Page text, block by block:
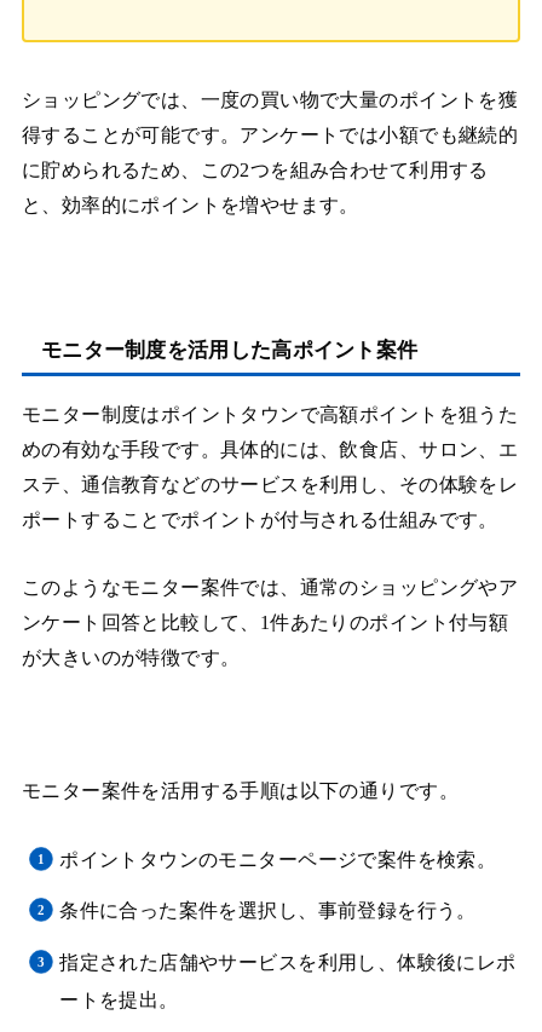
ショッピングでは、一度の買い物で大量のポイントを獲
得することが可能です。アンケートでは小額でも継続的
に貯められるため、この2つを組み合わせて利用する
と、効率的にポイントを増やせます。
モニター制度を活用した高ポイント案件
モニター制度はポイントタウンで高額ポイントを狙うた
めの有効な手段です。具体的には、飲食店、サロン、エ
ステ、通信教育などのサービスを利用し、その体験をレ
ポートすることでポイントが付与される仕組みです。
このようなモニター案件では、通常のショッピングやア
ンケート回答と比較して、1件あたりのポイント付与額
が大きいのが特徴です。
モニター案件を活用する手順は以下の通りです。
ポイントタウンのモニターページで案件を検索。
条件に合った案件を選択し、事前登録を行う。
指定された店舗やサービスを利用し、体験後にレポ
ートを提出。